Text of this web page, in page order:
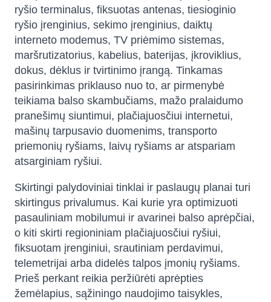
ryšio terminalus, fiksuotas antenas, tiesioginio
ryšio įrenginius, sekimo įrenginius, daiktų
interneto modemus, TV priėmimo sistemas,
maršrutizatorius, kabelius, baterijas, įkroviklius,
dokus, dėklus ir tvirtinimo įrangą. Tinkamas
pasirinkimas priklauso nuo to, ar pirmenybė
teikiama balso skambučiams, mažo pralaidumo
pranešimų siuntimui, plačiajuosčiui internetui,
mašinų tarpusavio duomenims, transporto
priemonių ryšiams, laivų ryšiams ar atspariam
atsarginiam ryšiui.
Skirtingi palydoviniai tinklai ir paslaugų planai turi
skirtingus privalumus. Kai kurie yra optimizuoti
pasauliniam mobilumui ir avarinei balso aprėpčiai,
o kiti skirti regioniniam plačiajuosčiui ryšiui,
fiksuotam įrenginiui, srautiniam perdavimui,
telemetrijai arba didelės talpos įmonių ryšiams.
Prieš perkant reikia peržiūrėti aprėpties
žemėlapius, sąžiningo naudojimo taisykles,